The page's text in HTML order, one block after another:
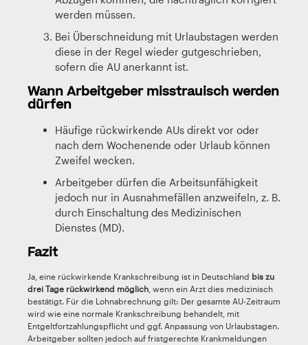
werden müssen.
Bei Überschneidung mit Urlaubstagen werden
diese in der Regel wieder gutgeschrieben,
sofern die AU anerkannt ist.
Wann Arbeitgeber misstrauisch werden
dürfen
Häufige rückwirkende AUs direkt vor oder
nach dem Wochenende oder Urlaub können
Zweifel wecken.
Arbeitgeber dürfen die Arbeitsunfähigkeit
jedoch nur in Ausnahmefällen anzweifeln, z. B.
durch Einschaltung des Medizinischen
Dienstes (MD).
Fazit
Ja, eine rückwirkende Krankschreibung ist in Deutschland bis zu
drei Tage rückwirkend möglich , wenn ein Arzt dies medizinisch
bestätigt. Für die Lohnabrechnung gilt: Der gesamte AU-Zeitraum
wird wie eine normale Krankschreibung behandelt, mit
Entgeltfortzahlungspflicht und ggf. Anpassung von Urlaubstagen.
Arbeitgeber sollten jedoch auf fristgerechte Krankmeldungen